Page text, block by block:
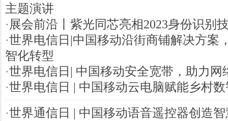
主题演讲
·展会前沿丨紫光同芯亮相2023身份识别
·世界电信日|中国移动沿街商铺解决方案
智化转型
·世界电信日| 中国移动安全宽带，助力网
·世界电信日 | 中国移动云电脑赋能乡村
·世界通信日 | 中国移动语音遥控器创造智